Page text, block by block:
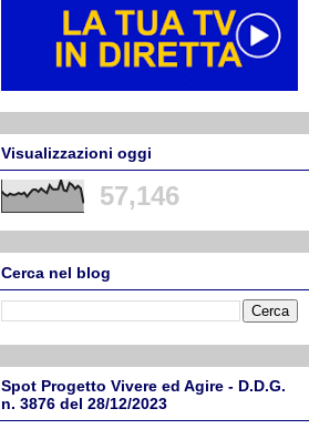
Visualizzazioni oggi
57,146
Cerca nel blog
Spot Progetto Vivere ed Agire - D.D.G.
n. 3876 del 28/12/2023